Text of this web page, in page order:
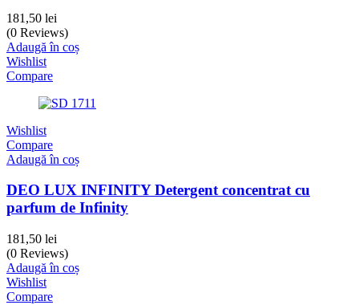
181,50 lei
(0 Reviews)
Adaugă în coș
Wishlist
Compare
Wishlist
Compare
Adaugă în coș
DEO LUX INFINITY Detergent concentrat cu
parfum de Infinity
181,50 lei
(0 Reviews)
Adaugă în coș
Wishlist
Compare